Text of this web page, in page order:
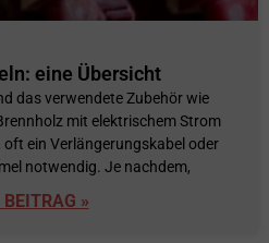
eine Übersicht
das verwendete Zubehör wie
mit elektrischem Strom
ein Verlängerungskabel oder
notwendig. Je nachdem,
»